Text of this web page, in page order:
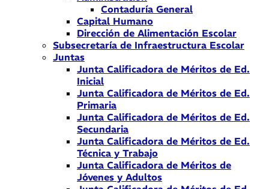
Contaduría General
Capital Humano
Dirección de Alimentación Escolar
Subsecretaría de Infraestructura Escolar
Juntas
Junta Calificadora de Méritos de Ed.
Inicial
Junta Calificadora de Méritos de Ed.
Primaria
Junta Calificadora de Méritos de Ed.
Secundaria
Junta Calificadora de Méritos de Ed.
Técnica y Trabajo
Junta Calificadora de Méritos de
Jóvenes y Adultos